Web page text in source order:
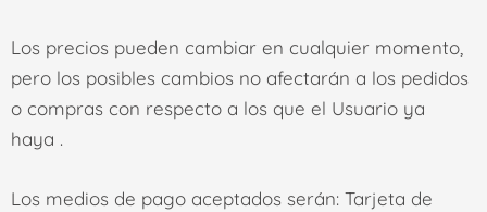
Los precios pueden cambiar en cualquier momento,
pero los posibles cambios no afectarán a los pedidos
o compras con respecto a los que el Usuario ya
haya .
Los medios de pago aceptados serán: Tarjeta de